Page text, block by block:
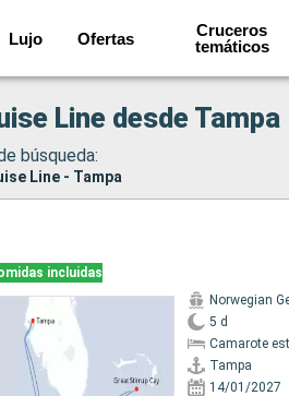
Lujo Ofertas
Cruceros
temáticos
Line desde Tampa
búsqueda:
Line - Tampa
incluidas
Norwegian
5 d
Camarote
Tampa
14/01/2027